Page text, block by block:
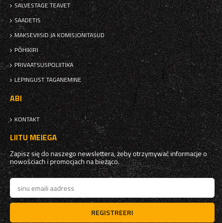
SALVESTAGE TEAVET
SAADETIS
MAKSEVIISID JA KOMISJONITASUD
PÕHIKIRI
PRIVAATSUSPOLIITIKA
LEPINGUST TAGANEMINE
ABI
KONTAKT
LIITU MEIEGA
Zapisz się do naszego newslettera, żeby otrzymywać informacje o
nowościach i promocjach na bieżąco.
REGISTREERI